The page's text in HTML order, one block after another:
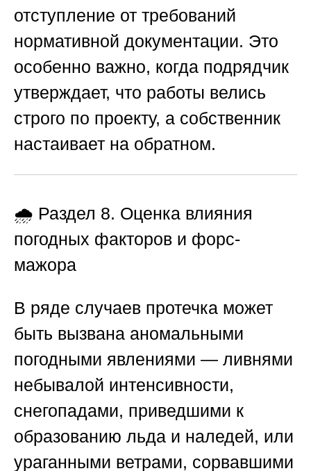
отступление от требований
нормативной документации. Это
особенно важно, когда подрядчик
утверждает, что работы велись
строго по проекту, а собственник
настаивает на обратном.
🌧️ Раздел 8. Оценка влияния
погодных факторов и форс-
мажора
В ряде случаев протечка может
быть вызвана аномальными
погодными явлениями — ливнями
небывалой интенсивности,
снегопадами, приведшими к
образованию льда и наледей, или
ураганными ветрами, сорвавшими